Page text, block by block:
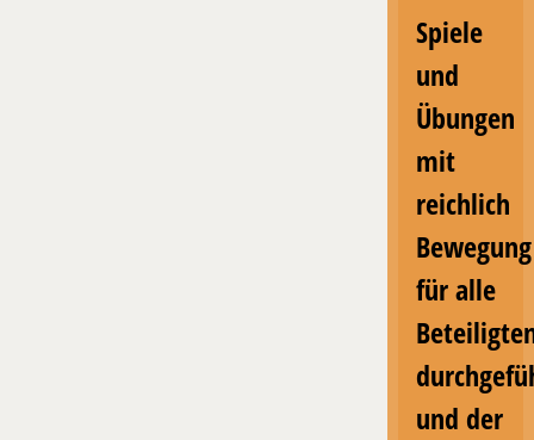
Spiele
und
Übungen
mit
reichlich
Bewegung
für alle
und der